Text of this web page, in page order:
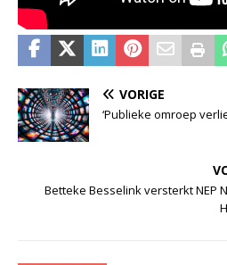
VORIGE
‘Publieke omroep
Betteke Besselink versterkt NEP